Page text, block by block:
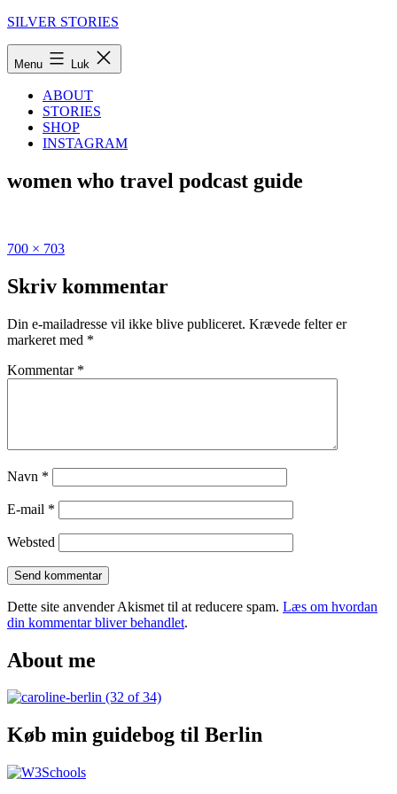
Fortsæt
SILVER STORIES
Menu Luk
ABOUT
STORIES
SHOP
INSTAGRAM
women who travel podcast guide
Udgivet
Guide:
De
absolut
bedste
Fuld
700 × 703
Skriv kommentar
Din e-mailadresse vil ikke blive publiceret. Krævede felter er
markeret med *
Kommentar *
Navn *
E-mail *
Websted
Dette site anvender Akismet til at reducere spam. Læs om hvordan
din kommentar bliver behandlet.
About me
Køb min guidebog til Berlin